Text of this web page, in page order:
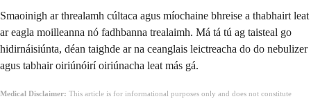
Smaoinigh ar threalamh cúltaca agus míochaine bhreise a thabhairt leat
ar eagla moilleanna nó fadhbanna trealaimh. Má tá tú ag taisteal go
hidirnáisiúnta, déan taighde ar na ceanglais leictreacha do do nebulizer
agus tabhair oiriúnóirí oiriúnacha leat más gá.
Medical Disclaimer: This article is for informational purposes only and does not constitute